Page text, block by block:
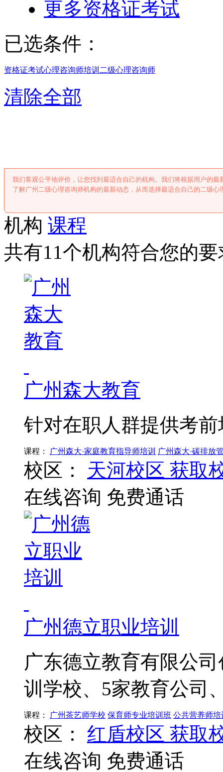
更多资格证考试
已选条件：
资格证考试心理咨询师培训 二级心理咨询师
清除全部
我们客观公平地评价，让您找到最适合自己的机构。我们将根据用户的
了解广州二级心理咨询师机构的最新动态，从而选择最适合自己的二级心
机构 课程
共有11个机构符合您的要
广州森大教育
针对在职人群提供考
课程： 广州森大·家庭教育指导师培训 广州森大·碳排放
校区： 天河校区 获取
在线咨询 免费通话
广州德立职业培训
广东德立教育有限公
训学校、5家教育公司
课程： 广州茶艺师学校 保育师专业培训班 公共营养师培
校区： 红盾校区 获取
在线咨询 免费通话